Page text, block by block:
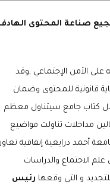
صناعة المحتوى
على الأمن الإجتماعي ,وقد
قانونية للمحتوى وضمان
كتاب جامع سيتناول معظم
مداخلات تناولت مواضيع
أحمد درايعية إتفاقية
الاجتماع والدراسات
و التي وقعها رئيس